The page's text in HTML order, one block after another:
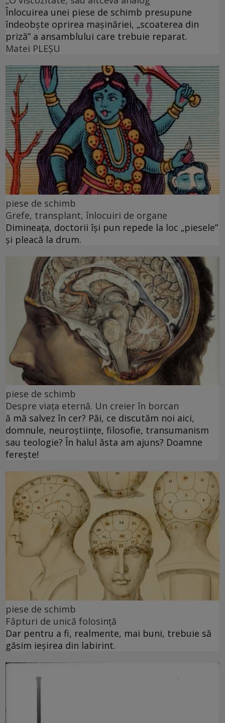
Înlocuirea unei piese de schimb presupune
îndeobște oprirea mașinăriei, „scoaterea din
priză” a ansamblului care trebuie reparat.
Matei PLEŞU
piese de schimb
Grefe, transplant, înlocuiri de organe
Dimineața, doctorii își pun repede la loc „piesele”
și pleacă la drum.
piese de schimb
Despre viața eternă. Un creier în borcan
ă mă salvez în cer? Păi, ce discutăm noi aici,
domnule, neuroștiințe, filosofie, transumanism
sau teologie? În halul ăsta am ajuns? Doamne
ferește!
piese de schimb
Făpturi de unică folosință
Dar pentru a fi, realmente, mai buni, trebuie să
găsim ieșirea din labirint.